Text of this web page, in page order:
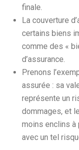
finale.
La couverture
certains biens
comme des «
d’assurance.
Prenons
assurée : sa
représente un
dommages, et
moins enclins à
avec un tel